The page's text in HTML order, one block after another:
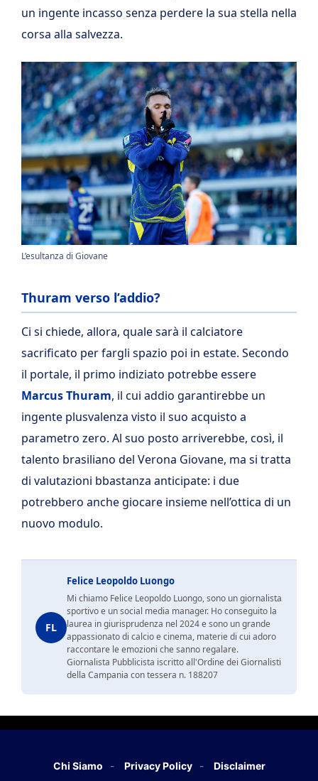
un ingente incasso senza perdere la sua stella nella
corsa alla salvezza.
L’esultanza di Giovane
Thuram verso l’addio?
Ci si chiede, allora, quale sarà il calciatore
sacrificato per fargli spazio poi in estate. Secondo
il portale, il primo indiziato potrebbe essere
Marcus Thuram, il cui addio garantirebbe un
ingente plusvalenza visto il suo acquisto a
parametro zero. Al suo posto arriverebbe, così, il
talento brasiliano del Verona Giovane, ma si tratta
di valutazioni bbastanza anticipate: i due
potrebbero anche giocare insieme nell’ottica di un
nuovo modulo.
FL
Felice Leopoldo Luongo
Mi chiamo Felice Leopoldo Luongo, sono un giornalista
sportivo e un social media manager. Ho conseguito la
laurea in giurisprudenza nel 2024 e sono un grande
appassionato di calcio e cinema, materie di cui adoro
raccontare le emozioni che sanno regalare.
Giornalista Pubblicista iscritto all'Ordine dei Giornalisti
della Campania con tessera n. 188207
Chi Siamo Privacy Policy Disclaimer